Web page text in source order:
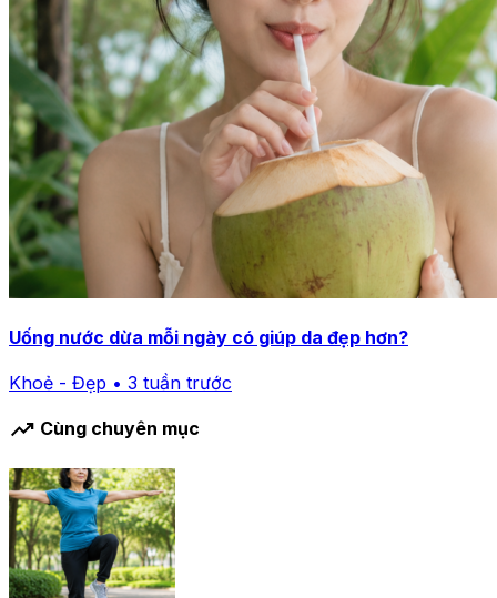
Uống nước dừa mỗi ngày có giúp da đẹp hơn?
Khoẻ - Đẹp • 3 tuần trước
trending_up Cùng chuyên mục